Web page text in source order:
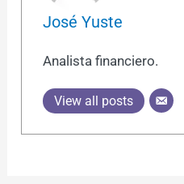
José Yuste
Analista financiero.
View all posts